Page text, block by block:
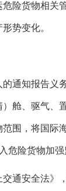
险货物相
势变化。
的通知报告
舱、驱气
围，将国
危险货物加强
通安全法